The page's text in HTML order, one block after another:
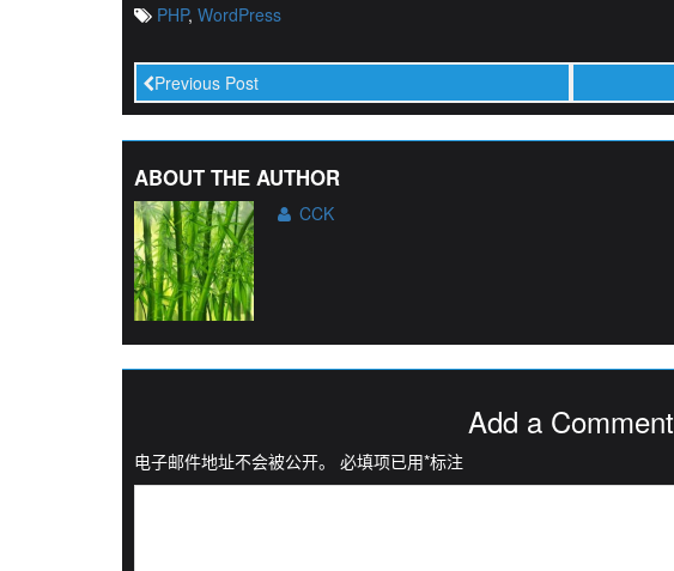
PHP, WordPress
Previous Post
ABOUT THE AUTHOR
CCK
Add a Comment
电子邮件地址不会被公开。 必填项已用*标注